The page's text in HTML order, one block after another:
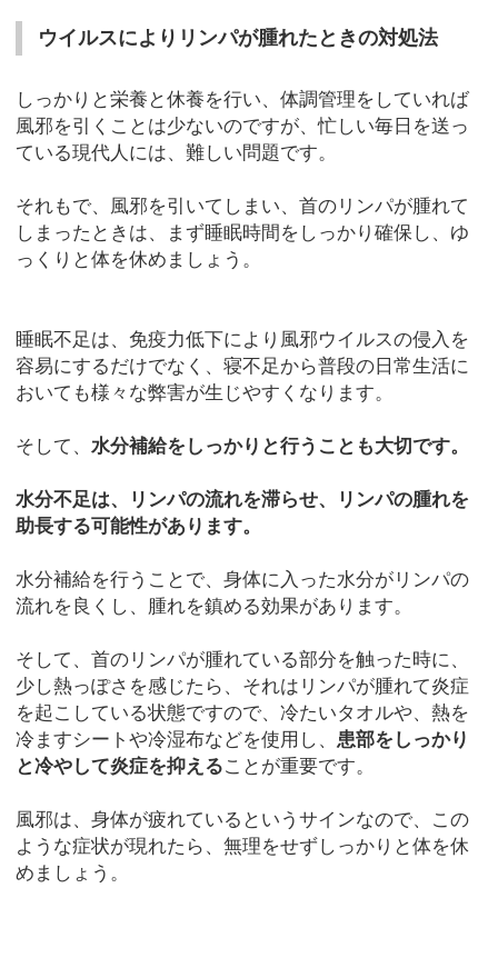
ウイルスによりリンパが腫れたときの対処法
しっかりと栄養と休養を行い、体調管理をしていれば
風邪を引くことは少ないのですが、忙しい毎日を送っ
ている現代人には、難しい問題です。
それもで、風邪を引いてしまい、首のリンパが腫れて
しまったときは、まず睡眠時間をしっかり確保し、ゆ
っくりと体を休めましょう。
睡眠不足は、免疫力低下により風邪ウイルスの侵入を
容易にするだけでなく、寝不足から普段の日常生活に
おいても様々な弊害が生じやすくなります。
そして、 水分補給をしっかりと行うことも大切です。
水分不足は、リンパの流れを滞らせ、リンパの腫れを
助長する可能性があります。
水分補給を行うことで、身体に入った水分がリンパの
流れを良くし、腫れを鎮める効果があります。
そして、首のリンパが腫れている部分を触った時に、
少し熱っぽさを感じたら、それはリンパが腫れて炎症
を起こしている状態ですので、冷たいタオルや、熱を
冷ますシートや冷湿布などを使用し、 患部をしっかり
と冷やして炎症を抑えることが重要です。
風邪は、身体が疲れているというサインなので、この
ような症状が現れたら、無理をせずしっかりと体を休
めましょう。